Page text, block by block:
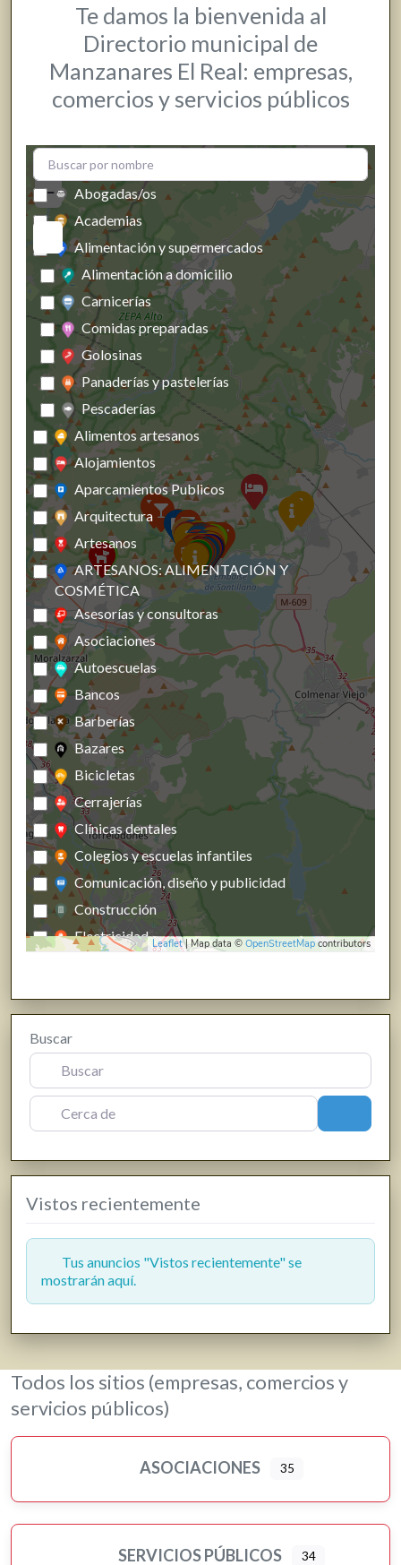
Te damos la bienvenida al
Directorio municipal de
Manzanares El Real: empresas,
comercios y servicios públicos
+
−
Leaflet| Map data © OpenStreetMap contributors
Abogadas/os
Academias
Alimentación y supermercados
Alimentación a domicilio
Carnicerías
Comidas preparadas
Golosinas
Panaderías y pastelerías
Pescaderías
Alimentos artesanos
Alojamientos
Aparcamientos Publicos
Arquitectura
Artesanos
ARTESANOS: ALIMENTACIÓN Y
COSMÉTICA
Asesorías y consultoras
Asociaciones
Autoescuelas
Bancos
Barberías
Bazares
Bicicletas
Cerrajerías
Clínicas dentales
Colegios y escuelas infantiles
Comunicación, diseño y publicidad
Construcción
Electricidad
Farmacias, parafarmacias y herbolarios
Ferreterías
Fisioterapia
Floristerías
Fotografía y producción audiovisual
Gasóleo
Gasolineras
Hostelería y restauración
Informática y telecomunicaciones
Jardinería y viveros
Librerías, papelerías e impresión digital
Loterías
Murales artísticos
Ópticas
Peluquerías, belleza y estética
Buscar
Cerca de
Vistos recientemente
Tus anuncios "Vistos recientemente" se
mostrarán aquí.
Todos los sitios (empresas, comercios y
servicios públicos)
ASOCIACIONES 35
SERVICIOS PÚBLICOS 34